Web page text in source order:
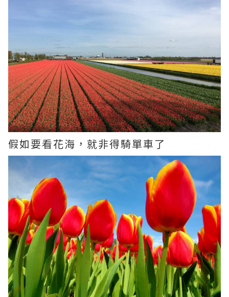
假如要看花海，就非得騎單車了